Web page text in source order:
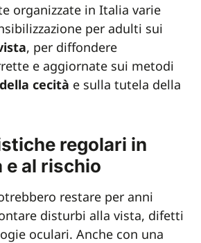
organizzate in Italia varie
per adulti sui
, per diffondere
e aggiornate sui metodi
cecità e sulla tutela della
regolari in
e al rischio
restare per anni
disturbi alla vista, difetti
oculari. Anche con una